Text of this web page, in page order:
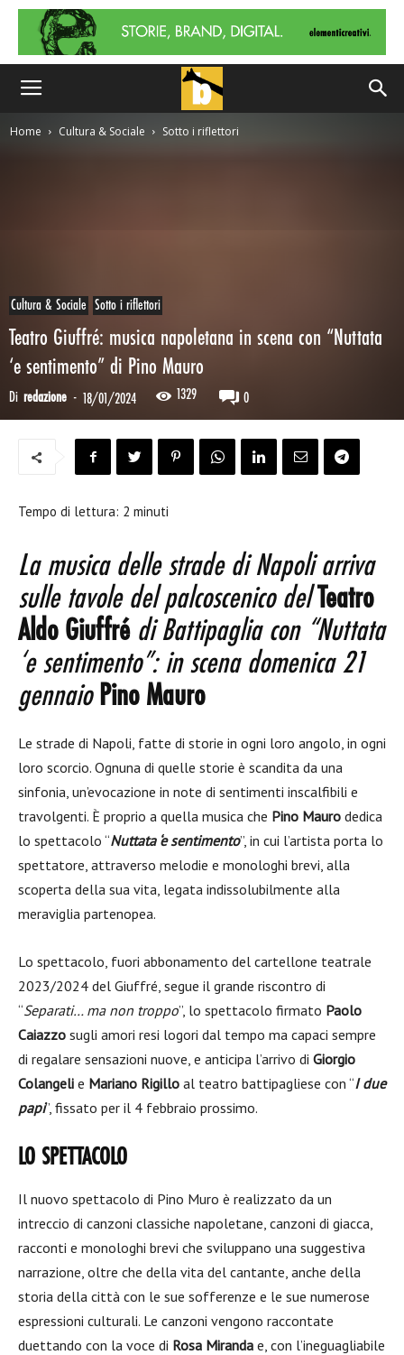
Home Cultura & Sociale Sotto i riflettori
Cultura & Sociale Sotto i riflettori
Teatro Giuffré: musica napoletana in scena con “Nuttata
‘e sentimento” di Pino Mauro
Di redazione - 18/01/2024 1329 0
Tempo di lettura: 2 minuti
La musica delle strade di Napoli arriva
sulle tavole del palcoscenico delTeatro
Aldo Giuffrédi Battipaglia con “Nuttata
‘e sentimento”: in scena domenica 21
gennaioPino Mauro
Le strade di Napoli, fatte di storie in ogni loro angolo, in ogni
loro scorcio. Ognuna di quelle storie è scandita da una
sinfonia, un’evocazione in note di sentimenti inscalfibili e
travolgenti. È proprio a quella musica che Pino Mauro dedica
lo spettacolo “Nuttata ‘e sentimento”, in cui l’artista porta lo
spettatore, attraverso melodie e monologhi brevi, alla
scoperta della sua vita, legata indissolubilmente alla
meraviglia partenopea.
Lo spettacolo, fuori abbonamento del cartellone teatrale
2023/2024 del Giuffré, segue il grande riscontro di
“Separati… ma non troppo”, lo spettacolo firmato Paolo
Caiazzo sugli amori resi logori dal tempo ma capaci sempre
di regalare sensazioni nuove, e anticipa l’arrivo di Giorgio
Colangeli e Mariano Rigillo al teatro battipagliese con “I due
papi”, fissato per il 4 febbraio prossimo.
LO SPETTACOLO
Il nuovo spettacolo di Pino Muro è realizzato da un
intreccio di canzoni classiche napoletane, canzoni di giacca,
racconti e monologhi brevi che sviluppano una suggestiva
narrazione, oltre che della vita del cantante, anche della
storia della città con le sue sofferenze e le sue numerose
espressioni culturali. Le canzoni vengono raccontate
duettando con la voce di Rosa Miranda e, con l’ineguagliabile